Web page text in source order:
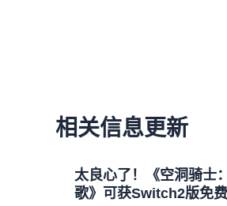
相关信息更新
太良心了！《空洞骑士
歌》可获Switch2版免